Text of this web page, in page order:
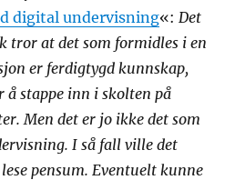
digital undervisning«: Det
tror at det som formidles i en
er ferdigtygd kunnskap,
å stappe inn i skolten på
Men det er jo ikke det som
I så fall ville det
pensum. Eventuelt kunne